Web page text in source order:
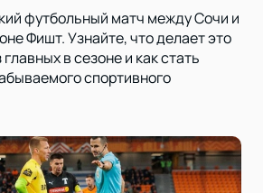
футбольный матч между Сочи и
Фишт. Узнайте, что делает это
в сезоне и как стать
спортивного